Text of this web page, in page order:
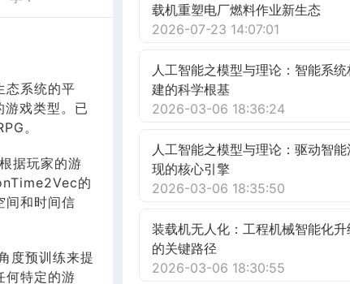
态系统的平
戏类型。已
。
据玩家的游
的
间和时间信
度预训练来提
何特定的游
载机重塑电厂燃料作业新生态
2026-07-23 14:07:01
人工智能之模型与理论：智能系统
建的科学根基
2026-03-06 18:36:24
人工智能之模型与理论：驱动智能
现的核心引擎
2026-03-06 18:35:50
装载机无人化：工程机械智能化升
的关键路径
2026-03-06 18:30:55